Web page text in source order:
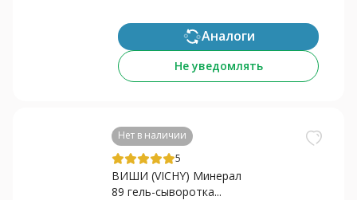
Аналоги
Не уведомлять
Нет в наличии
5
ВИШИ (VICHY) Минерал
89 гель-сыворотка...